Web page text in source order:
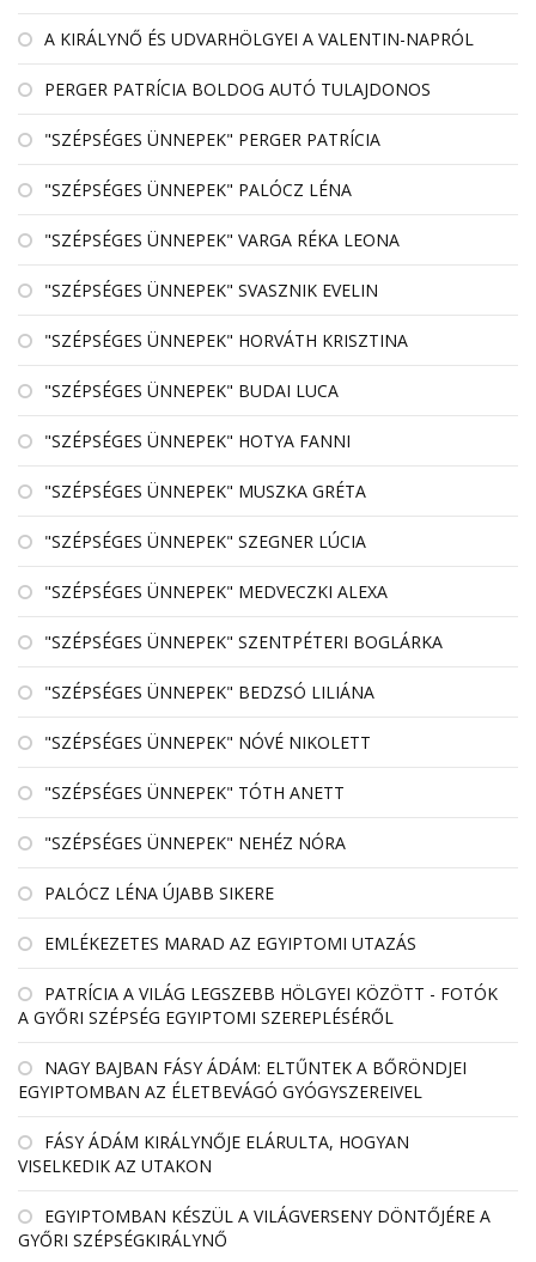
A KIRÁLYNŐ ÉS UDVARHÖLGYEI A VALENTIN-NAPRÓL
PERGER PATRÍCIA BOLDOG AUTÓ TULAJDONOS
"SZÉPSÉGES ÜNNEPEK" PERGER PATRÍCIA
"SZÉPSÉGES ÜNNEPEK" PALÓCZ LÉNA
"SZÉPSÉGES ÜNNEPEK" VARGA RÉKA LEONA
"SZÉPSÉGES ÜNNEPEK" SVASZNIK EVELIN
"SZÉPSÉGES ÜNNEPEK" HORVÁTH KRISZTINA
"SZÉPSÉGES ÜNNEPEK" BUDAI LUCA
"SZÉPSÉGES ÜNNEPEK" HOTYA FANNI
"SZÉPSÉGES ÜNNEPEK" MUSZKA GRÉTA
"SZÉPSÉGES ÜNNEPEK" SZEGNER LÚCIA
"SZÉPSÉGES ÜNNEPEK" MEDVECZKI ALEXA
"SZÉPSÉGES ÜNNEPEK" SZENTPÉTERI BOGLÁRKA
"SZÉPSÉGES ÜNNEPEK" BEDZSÓ LILIÁNA
"SZÉPSÉGES ÜNNEPEK" NÓVÉ NIKOLETT
"SZÉPSÉGES ÜNNEPEK" TÓTH ANETT
"SZÉPSÉGES ÜNNEPEK" NEHÉZ NÓRA
PALÓCZ LÉNA ÚJABB SIKERE
EMLÉKEZETES MARAD AZ EGYIPTOMI UTAZÁS
PATRÍCIA A VILÁG LEGSZEBB HÖLGYEI KÖZÖTT - FOTÓK
A GYŐRI SZÉPSÉG EGYIPTOMI SZEREPLÉSÉRŐL
NAGY BAJBAN FÁSY ÁDÁM: ELTŰNTEK A BŐRÖNDJEI
EGYIPTOMBAN AZ ÉLETBEVÁGÓ GYÓGYSZEREIVEL
FÁSY ÁDÁM KIRÁLYNŐJE ELÁRULTA, HOGYAN
VISELKEDIK AZ UTAKON
EGYIPTOMBAN KÉSZÜL A VILÁGVERSENY DÖNTŐJÉRE A
GYŐRI SZÉPSÉGKIRÁLYNŐ